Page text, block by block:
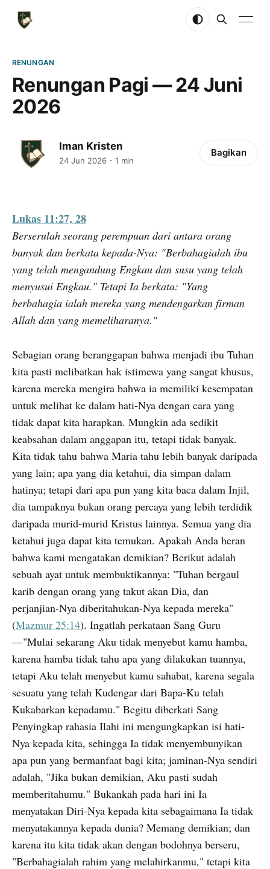
RENUNGAN
Renungan Pagi — 24 Juni
2026
Iman Kristen
24 Jun 2026 1 min
Bagikan
Lukas 11:27, 28
Berserulah seorang perempuan dari antara orang
banyak dan berkata kepada-Nya: "Berbahagialah ibu
yang telah mengandung Engkau dan susu yang telah
menyusui Engkau." Tetapi Ia berkata: "Yang
berbahagia ialah mereka yang mendengarkan firman
Allah dan yang memeliharanya."
Sebagian orang beranggapan bahwa menjadi ibu Tuhan
kita pasti melibatkan hak istimewa yang sangat khusus,
karena mereka mengira bahwa ia memiliki kesempatan
untuk melihat ke dalam hati-Nya dengan cara yang
tidak dapat kita harapkan. Mungkin ada sedikit
keabsahan dalam anggapan itu, tetapi tidak banyak.
Kita tidak tahu bahwa Maria tahu lebih banyak daripada
yang lain; apa yang dia ketahui, dia simpan dalam
hatinya; tetapi dari apa pun yang kita baca dalam Injil,
dia tampaknya bukan orang percaya yang lebih terdidik
daripada murid-murid Kristus lainnya. Semua yang dia
ketahui juga dapat kita temukan. Apakah Anda heran
bahwa kami mengatakan demikian? Berikut adalah
sebuah ayat untuk membuktikannya: "Tuhan bergaul
karib dengan orang yang takut akan Dia, dan
perjanjian-Nya diberitahukan-Nya kepada mereka"
(Mazmur 25:14). Ingatlah perkataan Sang Guru
—"Mulai sekarang Aku tidak menyebut kamu hamba,
karena hamba tidak tahu apa yang dilakukan tuannya,
tetapi Aku telah menyebut kamu sahabat, karena segala
sesuatu yang telah Kudengar dari Bapa-Ku telah
Kukabarkan kepadamu." Begitu diberkati Sang
Penyingkap rahasia Ilahi ini mengungkapkan isi hati-
Nya kepada kita, sehingga Ia tidak menyembunyikan
apa pun yang bermanfaat bagi kita; jaminan-Nya sendiri
adalah, "Jika bukan demikian, Aku pasti sudah
memberitahumu." Bukankah pada hari ini Ia
menyatakan Diri-Nya kepada kita sebagaimana Ia tidak
menyatakannya kepada dunia? Memang demikian; dan
karena itu kita tidak akan dengan bodohnya berseru,
"Berbahagialah rahim yang melahirkanmu," tetapi kita